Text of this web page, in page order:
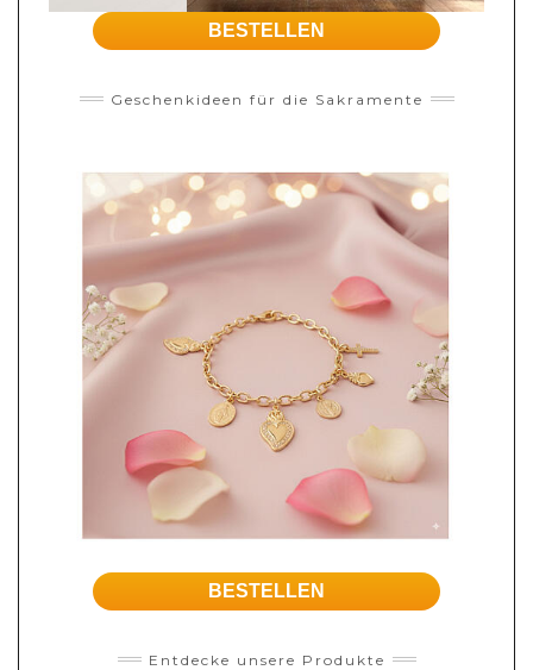
BESTELLEN
Geschenkideen für die Sakramente
BESTELLEN
Entdecke unsere Produkte